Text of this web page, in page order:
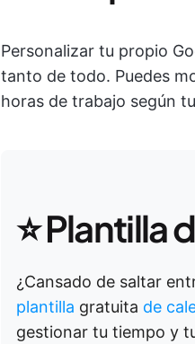
Personalizar tu propio
tanto de todo. Puedes
horas de trabajo según
⭐ Plantilla
¿Cansado de saltar
plantilla gratuita de
gestionar tu tiempo y